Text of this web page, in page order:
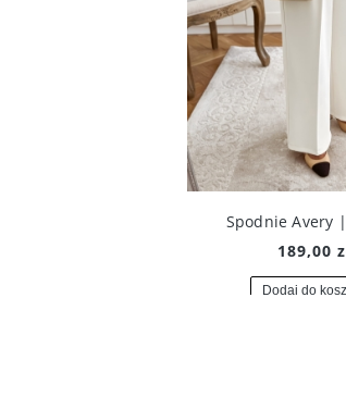
Spodnie Avery
189,00
Dodaj do